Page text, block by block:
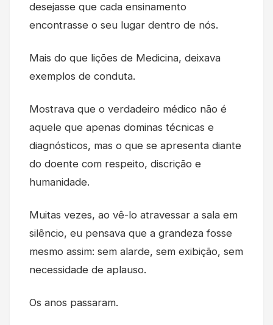
desejasse que cada ensinamento
encontrasse o seu lugar dentro de nós.
Mais do que lições de Medicina, deixava
exemplos de conduta.
Mostrava que o verdadeiro médico não é
aquele que apenas dominas técnicas e
diagnósticos, mas o que se apresenta diante
do doente com respeito, discrição e
humanidade.
Muitas vezes, ao vê-lo atravessar a sala em
silêncio, eu pensava que a grandeza fosse
mesmo assim: sem alarde, sem exibição, sem
necessidade de aplauso.
Os anos passaram.